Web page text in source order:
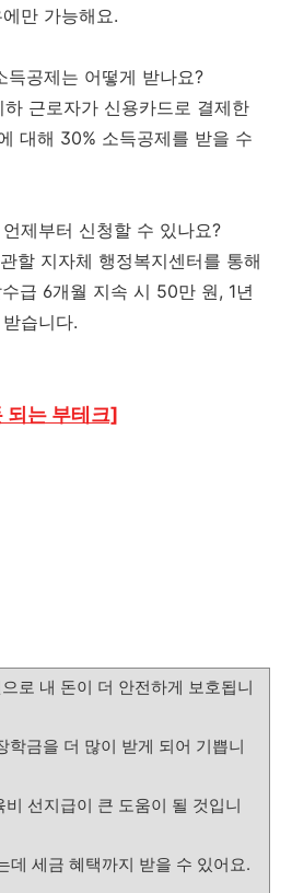
만 가능해요.
득공제는 어떻게 받나요?
근로자가 신용카드로 결제한
대해 30% 소득공제를 받을 수
제부터 신청할 수 있나요?
할 지자체 행정복지센터를 통해
급 6개월 지속 시 50만 원, 1년
습니다.
되는 부테크]
로 내 돈이 더 안전하게 보호됩니
학금을 더 많이 받게 되어 기쁩니
선지급이 큰 도움이 될 것입니
데 세금 혜택까지 받을 수 있어요.